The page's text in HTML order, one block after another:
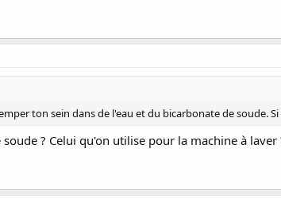
ton sein dans de l'eau et du bicarbonate de soude.
? Celui qu'on utilise pour la machine à laver